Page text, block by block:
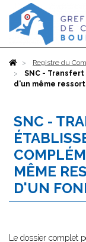
AccueilRegistre du
SNC -
d'un même
SNC -
MÊME
D'UN
Le dossier complet